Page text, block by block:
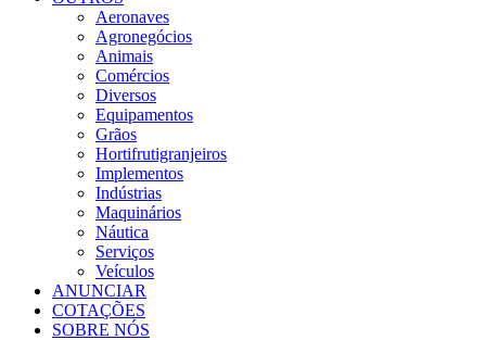
Aeronaves
Agronegócios
Animais
Comércios
Diversos
Equipamentos
Grãos
Hortifrutigranjeiros
Implementos
Indústrias
Maquinários
Náutica
Serviços
Veículos
ANUNCIAR
COTAÇÕES
SOBRE NÓS